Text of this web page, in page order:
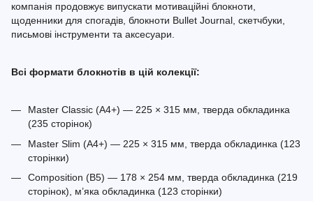
компанія продовжує випускати мотиваційні блокноти,
щоденники для спогадів, блокноти Bullet Journal, скетчбуки,
письмові інструменти та аксесуари.
Всі формати блокнотів в цій колекції:
Master Classic (A4+) — 225 × 315 мм, тверда обкладинка
(235 сторінок)
Master Slim (A4+) — 225 × 315 мм, тверда обкладинка (123
сторінки)
Composition (B5) — 178 × 254 мм, тверда обкладинка (219
сторінок), м’яка обкладинка (123 сторінки)